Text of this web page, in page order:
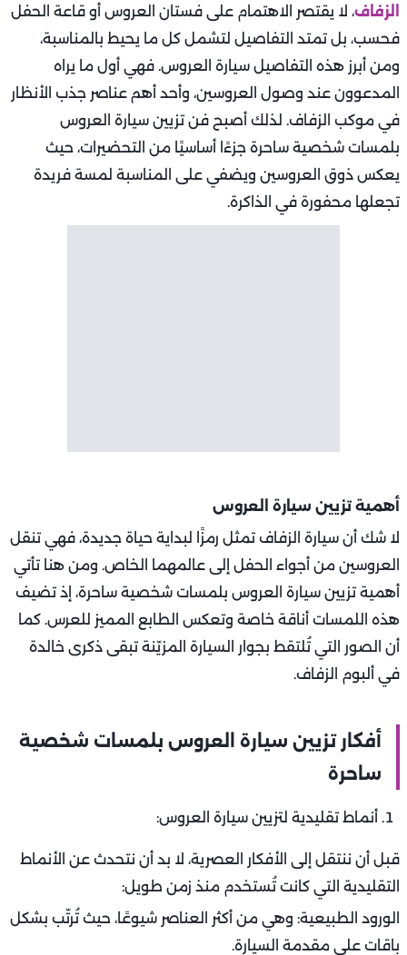
الزفاف، لا يقتصر الاهتمام على فستان العروس أو قاعة الحفل
فحسب، بل تمتد التفاصيل لتشمل كل ما يحيط بالمناسبة،
ومن أبرز هذه التفاصيل سيارة العروس. فهي أول ما يراه
المدعوون عند وصول العروسين، وأحد أهم عناصر جذب الأنظار
في موكب الزفاف. لذلك أصبح فن تزيين سيارة العروس
بلمسات شخصية ساحرة جزءًا أساسيًا من التحضيرات، حيث
يعكس ذوق العروسين ويضفي على المناسبة لمسة فريدة
تجعلها محفورة في الذاكرة.
أهمية تزيين سيارة العروس
لا شك أن سيارة الزفاف تمثل رمزًا لبداية حياة جديدة، فهي تنقل
العروسين من أجواء الحفل إلى عالمهما الخاص. ومن هنا تأتي
أهمية تزيين سيارة العروس بلمسات شخصية ساحرة، إذ تضيف
هذه اللمسات أناقة خاصة وتعكس الطابع المميز للعرس. كما
أن الصور التي تُلتقط بجوار السيارة المزيّنة تبقى ذكرى خالدة
في ألبوم الزفاف.
أفكار تزيين سيارة العروس بلمسات شخصية
ساحرة
أنماط تقليدية لتزيين سيارة العروس:
قبل أن ننتقل إلى الأفكار العصرية، لا بد أن نتحدث عن الأنماط
التقليدية التي كانت تُستخدم منذ زمن طويل:
الورود الطبيعية: وهي من أكثر العناصر شيوعًا، حيث تُرتّب بشكل
باقات على مقدمة السيارة.